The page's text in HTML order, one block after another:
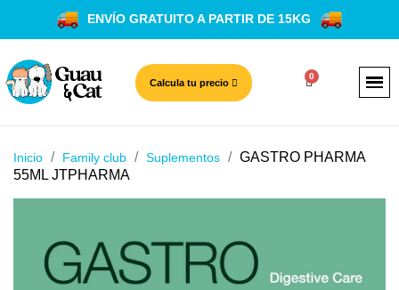
ENVÍO GRATUITO A PARTIR DE 15KG
Calcula tu precio
Inicio Family club Suplementos
GASTRO PHARMA
55ML JTPHARMA